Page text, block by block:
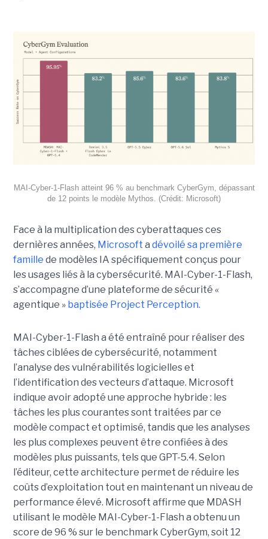
MAI-Cyber-1-Flash atteint 96 % au benchmark CyberGym, dépassant
de 12 points le modèle Mythos. (Crédit: Microsoft)
Face à la multiplication des cyberattaques ces
dernières années, Microsoft a dévoilé sa première
famille de modèles IA spécifiquement conçus pour
les usages liés à la cybersécurité. MAI-Cyber-1-Flash,
s’accompagne d’une plateforme de sécurité «
agentique » baptisée Project Perception.
MAI-Cyber-1-Flash a été entraîné pour réaliser des
tâches ciblées de cybersécurité, notamment
l’analyse des vulnérabilités logicielles et
l’identification des vecteurs d’attaque. Microsoft
indique avoir adopté une approche hybride : les
tâches les plus courantes sont traitées par ce
modèle compact et optimisé, tandis que les analyses
les plus complexes peuvent être confiées à des
modèles plus puissants, tels que GPT-5.4. Selon
l’éditeur, cette architecture permet de réduire les
coûts d’exploitation tout en maintenant un niveau de
performance élevé. Microsoft affirme que MDASH
utilisant le modèle MAI-Cyber-1-Flash a obtenu un
score de 96 % sur le benchmark CyberGym, soit 12